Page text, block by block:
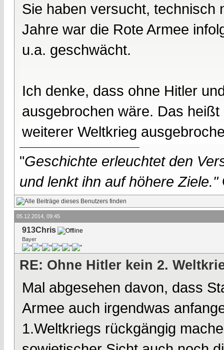
Sie haben versucht, technisch
Jahre war die Rote Armee
u.a. geschwächt.
Ich denke, dass ohne Hitler
ausgebrochen wäre. Das
weiterer Weltkrieg
"Geschichte erleuchtet den
und lenkt ihn auf höhere Ziele."
05.12.2014, 09:45
913Chris
Bayer
RE: Ohne Hitler kein 2.
Mal abgesehen davon, dass
Armee auch irgendwas
1.Weltkriegs rückgängig